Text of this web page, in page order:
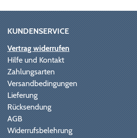
KUNDENSERVICE
Vertrag widerrufen
Hilfe und Kontakt
Zahlungsarten
Versandbedingungen
Lieferung
Rücksendung
AGB
Widerrufsbelehrung